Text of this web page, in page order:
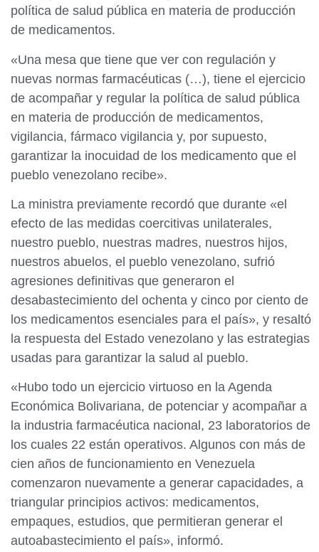
política de salud pública en materia de producción
de medicamentos.
«Una mesa que tiene que ver con regulación y
nuevas normas farmacéuticas (…), tiene el ejercicio
de acompañar y regular la política de salud pública
en materia de producción de medicamentos,
vigilancia, fármaco vigilancia y, por supuesto,
garantizar la inocuidad de los medicamento que el
pueblo venezolano recibe».
La ministra previamente recordó que durante «el
efecto de las medidas coercitivas unilaterales,
nuestro pueblo, nuestras madres, nuestros hijos,
nuestros abuelos, el pueblo venezolano, sufrió
agresiones definitivas que generaron el
desabastecimiento del ochenta y cinco por ciento de
los medicamentos esenciales para el país», y resaltó
la respuesta del Estado venezolano y las estrategias
usadas para garantizar la salud al pueblo.
«Hubo todo un ejercicio virtuoso en la Agenda
Económica Bolivariana, de potenciar y acompañar a
la industria farmacéutica nacional, 23 laboratorios de
los cuales 22 están operativos. Algunos con más de
cien años de funcionamiento en Venezuela
comenzaron nuevamente a generar capacidades, a
triangular principios activos: medicamentos,
empaques, estudios, que permitieran generar el
autoabastecimiento el país», informó.